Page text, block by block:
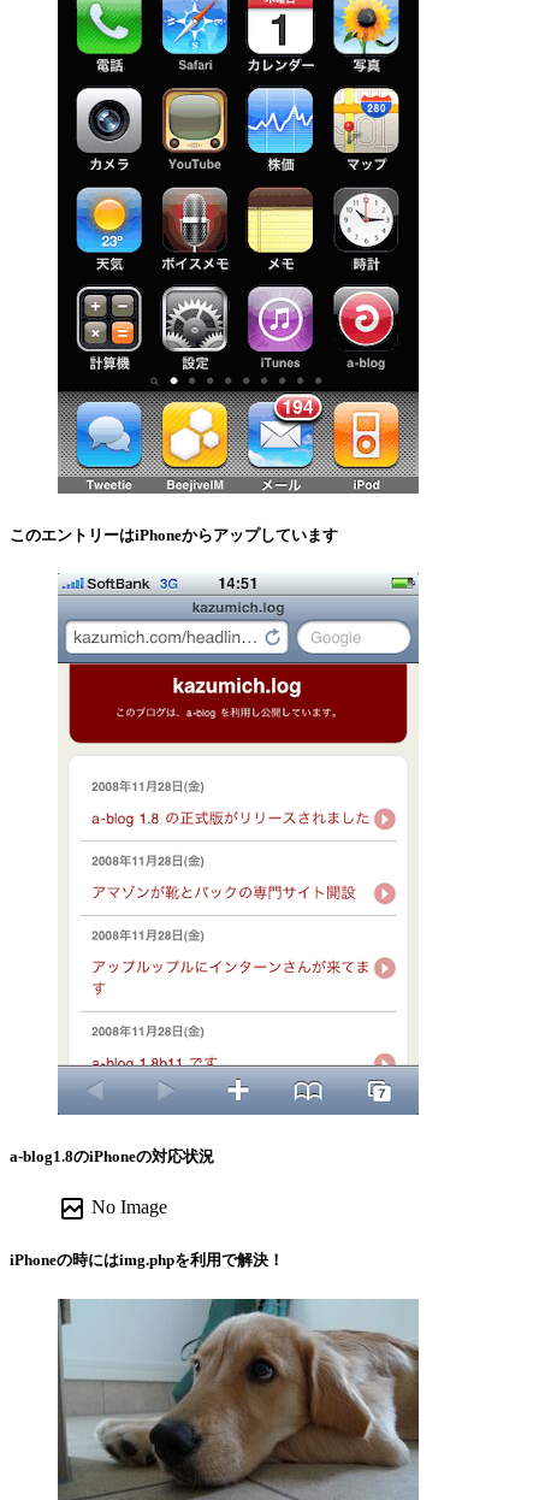
このエントリーはiPhoneからアップしています
a-blog1.8のiPhoneの対応状況
broken_image No Image
iPhoneの時にはimg.phpを利用で解決！